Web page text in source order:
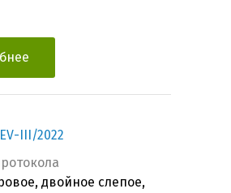
III/2022
двойное слепое,